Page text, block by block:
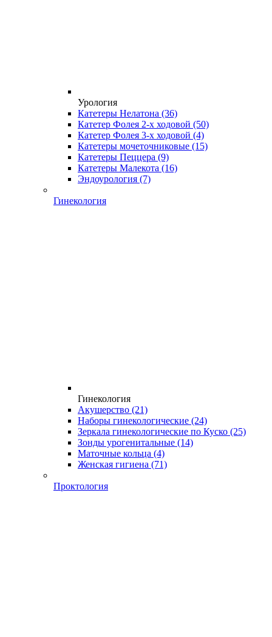
Урология
Катетеры Нелатона (36)
Катетер Фолея 2-х ходовой (50)
Катетер Фолея 3-х ходовой (4)
Катетеры мочеточниковые (15)
Катетеры Пеццера (9)
Катетеры Малекота (16)
Эндоурология (7)
Гинекология
Гинекология
Акушерство (21)
Наборы гинекологические (24)
Зеркала гинекологические по Куско (25)
Зонды урогенитальные (14)
Маточные кольца (4)
Женская гигиена (71)
Проктология